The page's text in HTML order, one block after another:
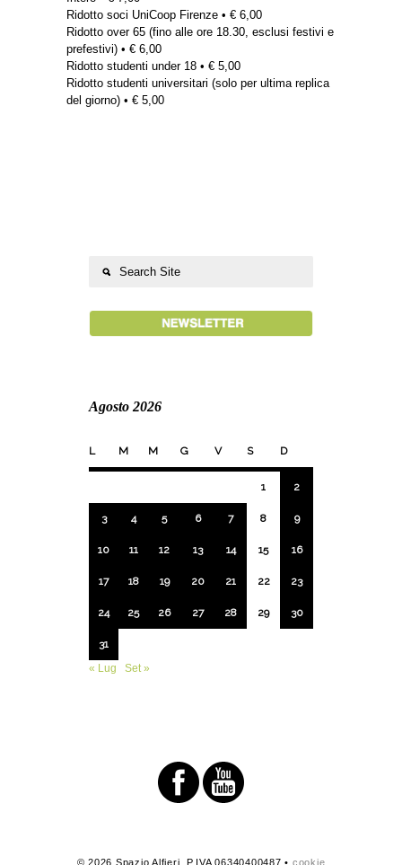
Ridotto soci UniCoop Firenze • € 6,00
Ridotto over 65 (fino alle ore 18.30, esclusi festivi e
prefestivi) • € 6,00
Ridotto studenti under 18 • € 5,00
Ridotto studenti universitari (solo per ultima replica
del giorno) • € 5,00
Agosto 2026
L M M G V S D
1 2
3 4 5 6 7 8 9
10 11 12 13 14 15 16
17 18 19 20 21 22 23
24 25 26 27 28 29 30
31
« Lug
Set »
© 2026 Spazio Alfieri. P.IVA 06340400487 • cookie